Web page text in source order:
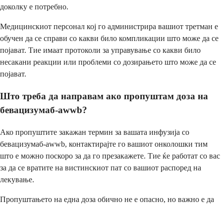
доколку е потребно.
Медицинскиот персонал кој го администрира вашиот третман е
обучен да се справи со какви било компликации што може да се
појават. Тие имаат протоколи за управување со какви било
несакани реакции или проблеми со дозирањето што може да се
појават.
Што треба да направам ако пропуштам доза на
бевацизумаб-awwb?
Ако пропуштите закажан термин за вашата инфузија со
бевацизумаб-awwb, контактирајте го вашиот онколошки тим
што е можно поскоро за да го презакажете. Тие ќе работат со вас
за да се вратите на вистинскиот пат со вашиот распоред на
лекување.
Пропуштањето на една доза обично не е опасно, но важно е да